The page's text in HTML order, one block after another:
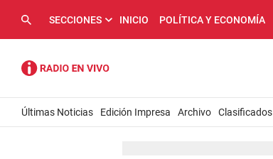
SECCIONES INICIO POLÍTICA Y ECONOMÍA
Últimas Noticias Edición Impresa Archivo Clasificados